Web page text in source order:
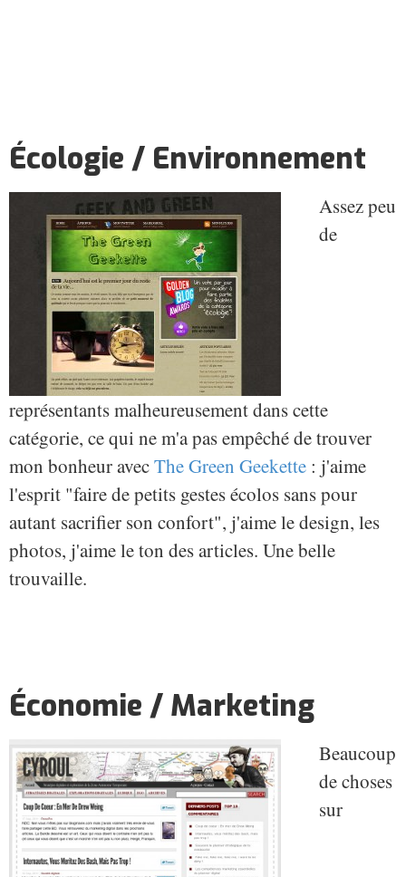
Écologie / Environnement
Assez peu
de
représentants malheureusement dans cette
catégorie, ce qui ne m'a pas empêché de trouver
mon bonheur avecThe Green Geekette : j'aime
l'esprit "faire de petits gestes écolos sans pour
autant sacrifier son confort", j'aime le design, les
photos, j'aime le ton des articles. Une belle
trouvaille.
Économie / Marketing
Beaucoup
de choses
sur